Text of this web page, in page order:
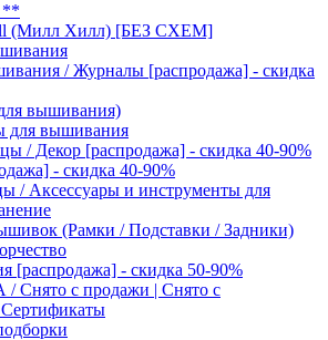
(Милл Хилл) [БЕЗ СХЕМ]
/ Журналы [распродажа] - скидка
вышивания)
для вышивания
/ Декор [распродажа] - скидка 40-90%
- скидка 40-90%
/ Аксессуары и инструменты для
(Рамки / Подставки / Задники)
[распродажа] - скидка 50-90%
с продажи | Снято с
Сертификаты